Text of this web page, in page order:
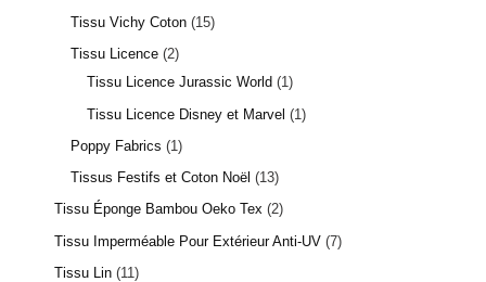
23 avis
Tissu Vichy Coton 15
Tissu Licence 2
Tissu Licence Jurassic World
1
Tissu Licence Disney et Marvel
1
Poppy Fabrics
1
Tissus Festifs et Coton Noël
13
Tissu Éponge Bambou Oeko Tex 2
Tissu Imperméable Pour Extérieur Anti-UV 7
Tissu Lin 11